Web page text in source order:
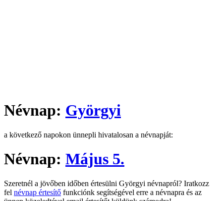
Névnap: Györgyi
a következő napokon ünnepli hivatalosan a névnapját:
Névnap: Május 5.
Szeretnél a jövőben időben értesülni Györgyi névnapról? Iratkozz
fel névnap értesítő funkciónk segítségével erre a névnapra és az